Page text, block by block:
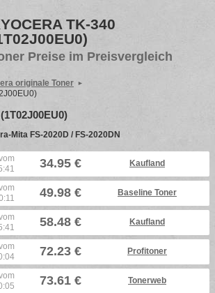
TK-340
Preise im Preisvergleich
originale Toner
Mita FS-2020D / FS-2020DN
34.95 € Kaufland
49.98 € Baseline Toner
58.48 € Kaufland
72.23 € Profitoner
73.61 € Tonerweb